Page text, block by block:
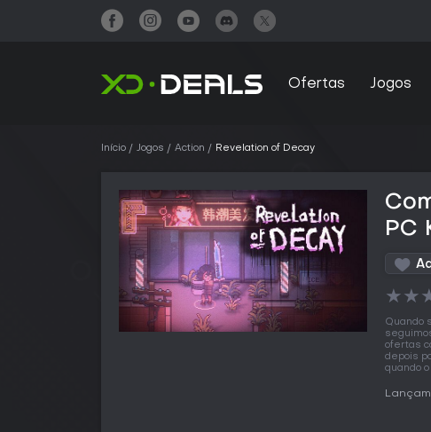
Ofertas Jogos
Início Jogos Action Revelation of Decay
PC
★★
Quando
ofertas
depois
quando